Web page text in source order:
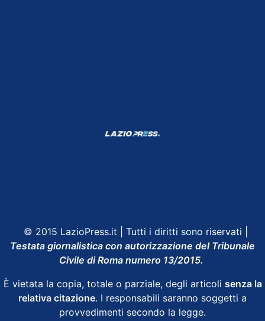
© 2015 LazioPress.it | Tutti i diritti sono riservati |
Testata giornalistica con autorizzazione del Tribunale
Civile di Roma numero 13/2015.
È vietata la copia, totale o parziale, degli articoli senza la
relativa citazione. I responsabili saranno soggetti a
provvedimenti secondo la legge.